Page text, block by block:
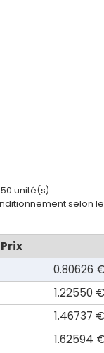
unité(s)
selon
Prix
0.80626
1.22550 €
1.46737 €
1.62594